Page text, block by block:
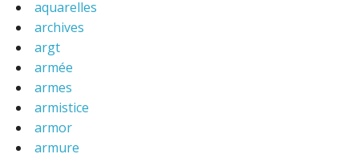
aquarelles
archives
argt
armée
armes
armistice
armor
armure